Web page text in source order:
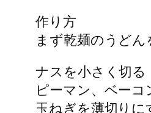
作り方
まず乾麺のうど
ナスを小さく切る
ピーマン、ベー
玉ねぎを薄切りに